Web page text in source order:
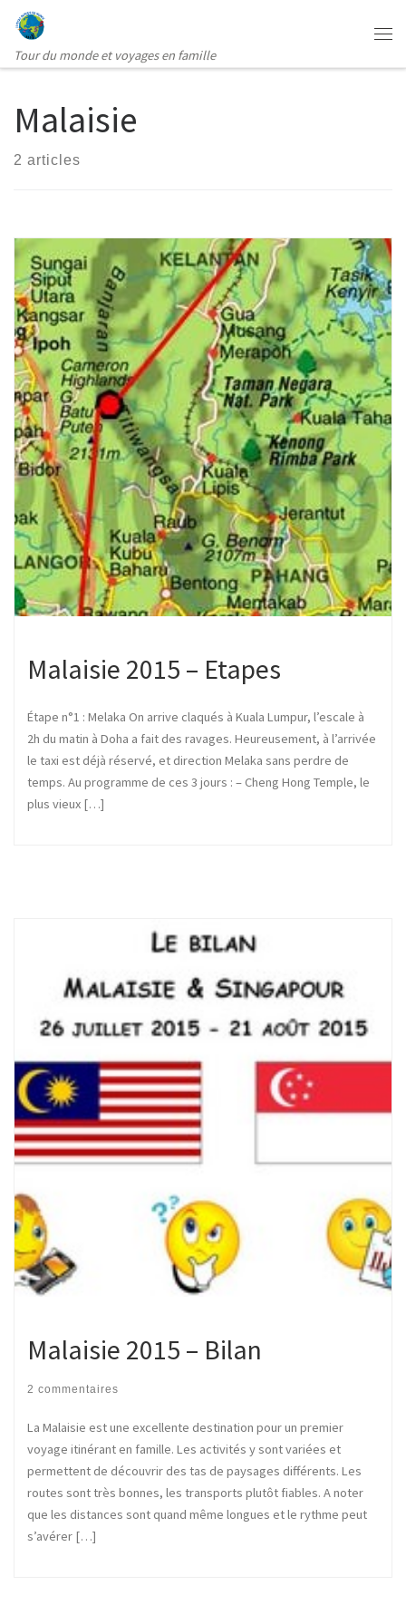
Passer au contenu
Tour du monde et voyages en famille
Malaisie
2 articles
Malaisie 2015 – Etapes
Étape n°1 : Melaka On arrive claqués à Kuala Lumpur, l’escale à
2h du matin à Doha a fait des ravages. Heureusement, à l’arrivée
le taxi est déjà réservé, et direction Melaka sans perdre de
temps. Au programme de ces 3 jours : – Cheng Hong Temple, le
plus vieux […]
Malaisie 2015 – Bilan
2 commentaires
La Malaisie est une excellente destination pour un premier
voyage itinérant en famille. Les activités y sont variées et
permettent de découvrir des tas de paysages différents. Les
routes sont très bonnes, les transports plutôt fiables. A noter
que les distances sont quand même longues et le rythme peut
s’avérer […]